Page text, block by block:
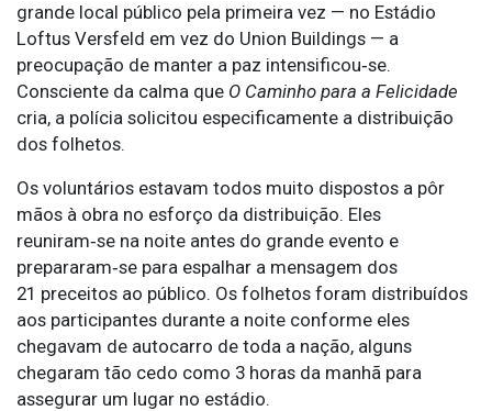
grande local público pela primeira vez — no Estádio
Loftus Versfeld em vez do Union Buildings — a
preocupação de manter a paz intensificou‑se.
Consciente da calma que O Caminho para a Felicidade
cria, a polícia solicitou especificamente a distribuição
dos folhetos.
Os voluntários estavam todos muito dispostos a pôr
mãos à obra no esforço da distribuição. Eles
reuniram‑se na noite antes do grande evento e
prepararam‑se para espalhar a mensagem dos
21 preceitos ao público. Os folhetos foram distribuídos
aos participantes durante a noite conforme eles
chegavam de autocarro de toda a nação, alguns
chegaram tão cedo como 3 horas da manhã para
assegurar um lugar no estádio.